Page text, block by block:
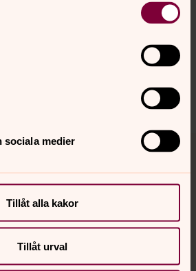
sociala medier
Tillåt alla kakor
Tillåt urval
2022